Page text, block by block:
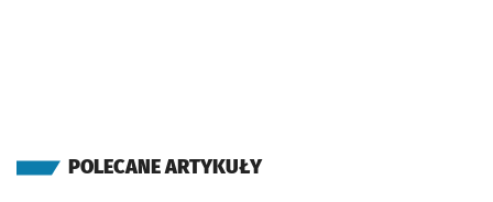
POLECANE ARTYKUŁY